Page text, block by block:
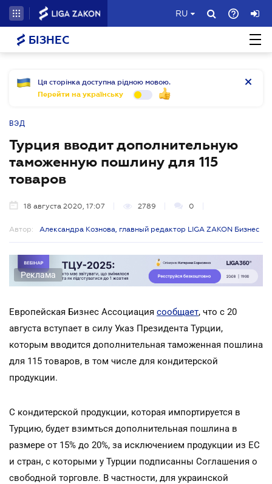
RU
БІЗНЕС
Ця сторінка доступна рідною мовою.
Перейти на українську
ВЭД
Турция вводит дополнительную
таможенную пошлину для 115
товаров
18 августа 2020, 17:07 2789 0
Автор: Александра Кознова, главный редактор LIGA ZAKON Бизнес
Реклама
Европейская Бизнес Ассоциация сообщает, что с 20
августа вступает в силу Указ Президента Турции,
которым вводится дополнительная таможенная пошлина
для 115 товаров, в том числе для кондитерской
продукции.
С кондитерской продукции, которая импортируется в
Турцию, будет взимться дополнительная пошлина в
размере от 15% до 20%, за исключением продукции из ЕС
и стран, с которыми у Турции подписанны Соглашения о
свободной торговле. В частности, для украинской